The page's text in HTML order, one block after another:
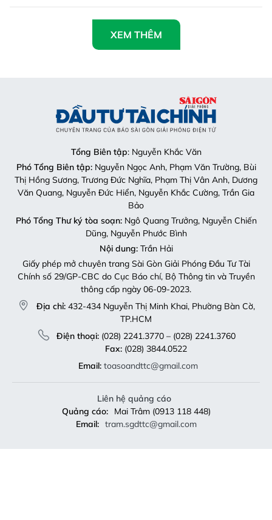
XEM THÊM
Tổng Biên tập: Nguyễn Khắc Văn
Phó Tổng Biên tập:Nguyễn Ngọc Anh, Phạm Văn Trường, Bùi
Thị Hồng Sương, Trương Đức Nghĩa, Phạm Thị Vân Anh, Dương
Văn Quang, Nguyễn Đức Hiển, Nguyễn Khắc Cường, Trần Gia
Bảo
Phó Tổng Thư ký tòa soạn:Ngô Quang Trưởng, Nguyễn Chiến
Dũng, Nguyễn Phước Bình
Nội dung:Trần Hải
Giấy phép mở chuyên trang Sài Gòn Giải Phóng Đầu Tư Tài
Chính số 29/GP-CBC do Cục Báo chí, Bộ Thông tin và Truyền
thông cấp ngày 06-09-2023.
Địa chỉ: 432-434 Nguyễn Thị Minh Khai, Phường Bàn Cờ,
TP.HCM
Điện thoại:(028) 2241.3770 – (028) 2241.3760
Fax:(028) 3844.0522
Email: toasoandttc@gmail.com
Liên hệ quảng cáo
Quảng cáo:
Mai Trâm (0913 118 448)
Email: tram.sgdttc@gmail.com